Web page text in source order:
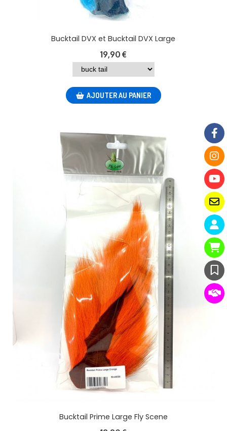
Bucktail DVX et Bucktail DVX Large
19,90 €
AJOUTER AU PANIER
Bucktail Prime Large Fly Scene